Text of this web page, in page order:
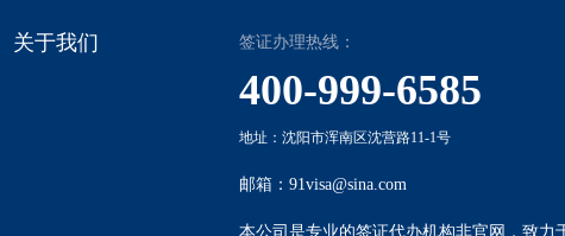
关于我们 签证办理热线：
400-999-6585
地址：沈阳市浑南区沈营路11-1号
邮箱：91visa@sina.com
本公司是专业的签证代办机构非官网，致力